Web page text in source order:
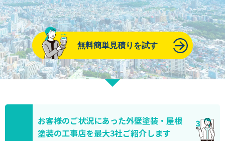
無料簡単見積りを試す
お客様のご状況にあった外壁塗装・屋根
塗装の工事店を最大3社ご紹介します